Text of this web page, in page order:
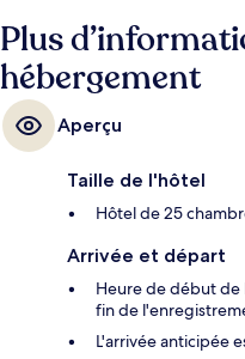
Plus
hébergement
Aperçu
Taille de l'hôtel
Hôtel de 25
Arrivée et départ
Heure de début de
fin de
L'arrivée anticipée